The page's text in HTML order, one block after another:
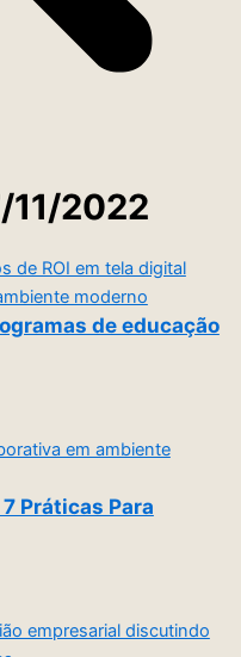
11/2022
de educação
Práticas Para